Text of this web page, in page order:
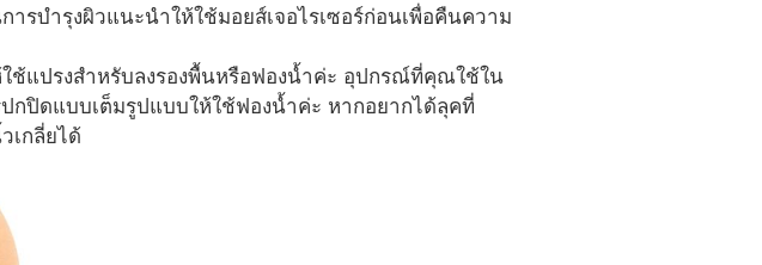
รบำรุงผิวแนะนำให้ใช้มอยส์เจอไรเซอร์ก่อนเพื่อคืนความ
ช้แปรงสำหรับลงรองพื้นหรือฟองน้ำค่ะ อุปกรณ์ที่คุณใช้ใน
ปิดแบบเต็มรูปแบบให้ใช้ฟองน้ำค่ะ หากอยากได้ลุคที่
เกลี่ยได้